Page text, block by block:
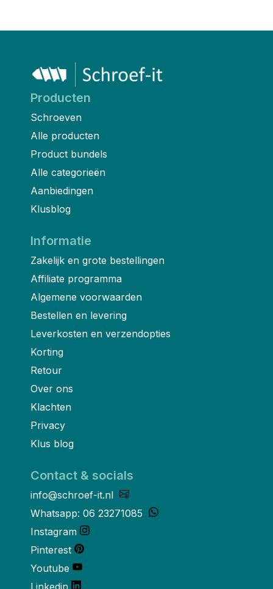
Producten
Schroeven
Alle producten
Product bundels
Alle categorieën
Aanbiedingen
Klusblog
Informatie
Zakelijk en grote bestellingen
Affiliate programma
Algemene voorwaarden
Bestellen en levering
Leverkosten en verzendopties
Korting
Retour
Over ons
Klachten
Privacy
Klus blog
Contact & socials
info@schroef-it.nl
Whatsapp: 06 23271085
Instagram
Pinterest
Youtube
Linkedin